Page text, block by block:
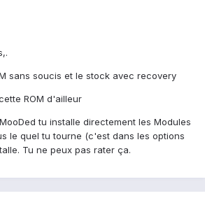
sans soucis et le stock avec recovery
ROM d'ailleur
tu installe directement les Modules
le quel tu tourne (c'est dans les options
Tu ne peux pas rater ça.